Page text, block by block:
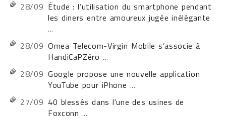
28/09 Étude : l’utilisation du smartphone pendant
les diners entre amoureux jugée inélégante
...
28/09 Omea Telecom-Virgin Mobile s’associe à
HandiCaPZéro ...
28/09 Google propose une nouvelle application
YouTube pour iPhone ...
27/09 40 blessés dans l'une des usines de
Foxconn ...